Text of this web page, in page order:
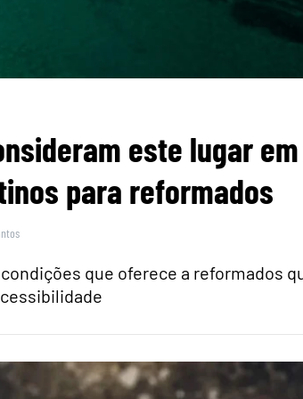
este lugar em
para reformados
que oferece a reformados